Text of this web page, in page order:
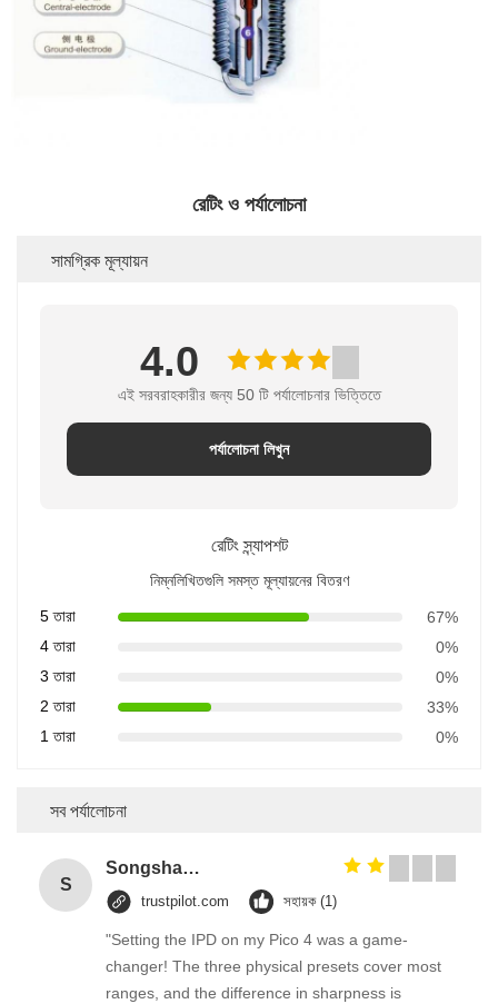
রেটিং ও পর্যালোচনা
সামগ্রিক মূল্যায়ন
4.0
এই সরবরাহকারীর জন্য 50 টি পর্যালোচনার ভিত্তিতে
পর্যালোচনা লিখুন
রেটিং স্ন্যাপশট
নিম্নলিখিতগুলি সমস্ত মূল্যায়নের বিতরণ
5 তারা
67%
4 তারা
0%
3 তারা
0%
2 তারা
33%
1 তারা
0%
সব পর্যালোচনা
S
Songshang
trustpilot.com সহায়ক (1)
"Setting the IPD on my Pico 4 was a game-
changer! The three physical presets cover most
ranges, and the difference in sharpness is